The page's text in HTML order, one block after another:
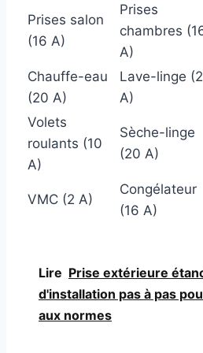
Prises salon
(16 A)
Prises
chambres
A)
Chauffe-eau
(20 A)
Lave-linge
A)
Volets
roulants (10
A)
Sèche-linge
(20 A)
VMC (2 A)
Congélateur
(16 A)
Lire Prise extérieure
d'installation pas à pas
aux normes